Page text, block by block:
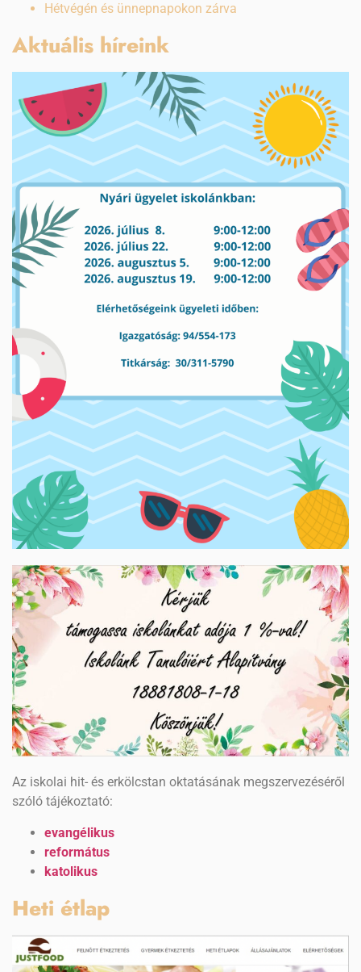
Hétvégén és ünnepnapokon zárva
Aktuális híreink
Az iskolai hit- és erkölcstan oktatásának megszervezéséről
szóló tájékoztató:
evangélikus
református
katolikus
Heti étlap